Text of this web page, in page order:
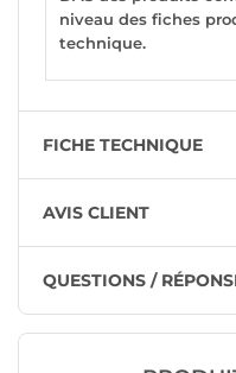
niveau des fiches
technique.
FICHE TECHNIQUE
AVIS CLIENT
QUESTIONS /